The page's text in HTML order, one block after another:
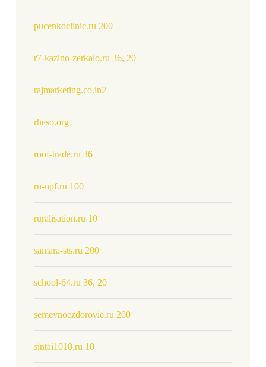
pucenkoclinic.ru 200
r7-kazino-zerkalo.ru 36, 20
rajmarketing.co.in2
rheso.org
roof-trade.ru 36
ru-npf.ru 100
ruralisation.ru 10
samara-sts.ru 200
school-64.ru 36, 20
semeynoezdorovie.ru 200
sintai1010.ru 10